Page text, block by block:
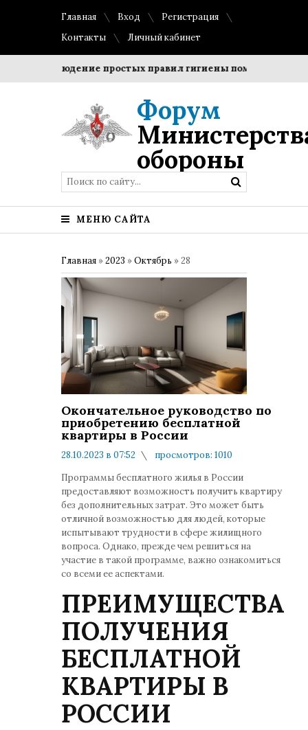
Главная Вход
Регистрация
Контакты
Личный кабинет
Соблюдение простых правил гигиены помогает
Форум
обороны
МЕНЮ САЙТА
Главная »2023 »Октябрь »28
Окончательное руководство по
приобретению бесплатной
квартиры в России
28.10.2023 в 07:52
просмотров: 1010
Программы бесплатного жилья в России
предоставляют возможность получить квартиру
без дополнительных затрат. Это может быть
отличной возможностью для людей, которые
испытывают трудности в сфере жилищного
вопроса. Однако, прежде чем решиться на
участие в такой программе, важно ознакомиться
со всеми ее аспектами.
ПРЕИМУЩЕСТВА
ПОЛУЧЕНИЯ
БЕСПЛАТНОЙ
КВАРТИРЫ В
РОССИИ